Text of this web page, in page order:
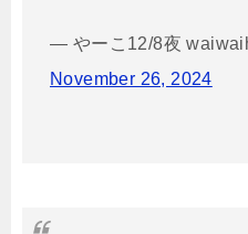
— やーこ12/8夜
November 26, 2024